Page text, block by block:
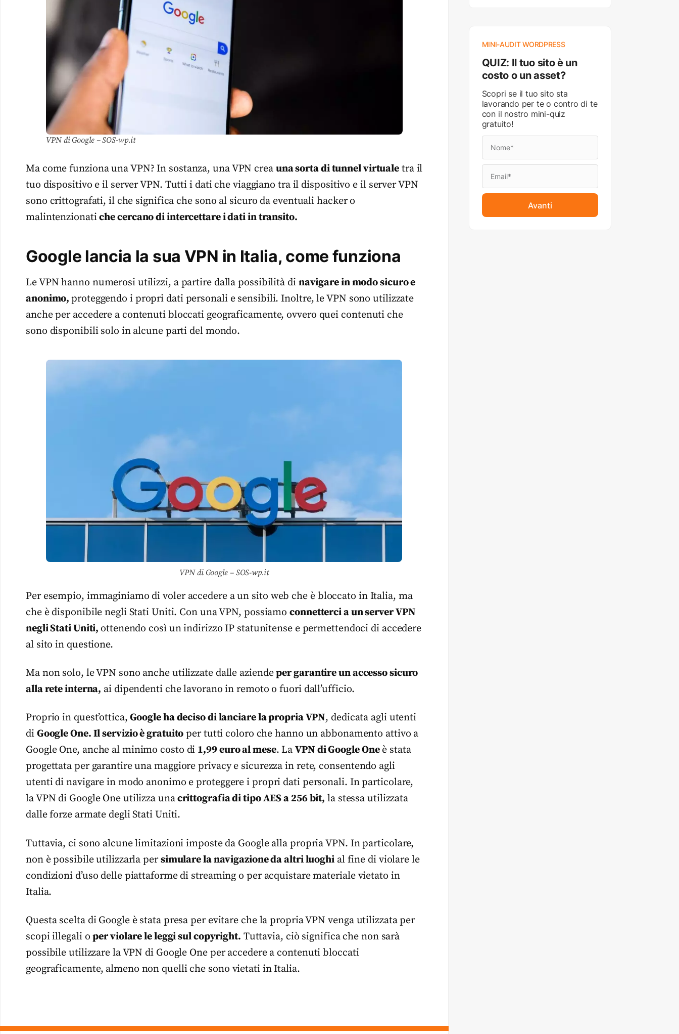
VPN di Google – SOS-wp.it
Ma come funziona una VPN? In sostanza, una VPN crea una sorta di tunnel virtuale tra il
tuo dispositivo e il server VPN. Tutti i dati che viaggiano tra il dispositivo e il server VPN
sono crittografati, il che significa che sono al sicuro da eventuali hacker o
malintenzionatiche cercano di intercettare i dati in transito.
Google lancia la sua VPN in Italia, come funziona
Le VPN hanno numerosi utilizzi, a partire dalla possibilità di navigare in modo sicuro e
anonimo,proteggendo i propri dati personali e sensibili. Inoltre, le VPN sono utilizzate
anche per accedere a contenuti bloccati geograficamente, ovvero quei contenuti che
sono disponibili solo in alcune parti del mondo.
VPN di Google – SOS-wp.it
Per esempio, immaginiamo di voler accedere a un sito web che è bloccato in Italia, ma
che è disponibile negli Stati Uniti. Con una VPN, possiamoconnetterci a un server VPN
negli Stati Uniti, ottenendo così un indirizzo IP statunitense e permettendoci di accedere
al sito in questione.
Ma non solo, le VPN sono anche utilizzate dalle aziendeper garantire un accesso sicuro
alla rete interna, ai dipendenti che lavorano in remoto o fuori dall’ufficio.
Proprio in quest’ottica, Google ha deciso di lanciare la propria VPN, dedicata agli utenti
di Google One. Il servizio è gratuito per tutti coloro che hanno un abbonamento attivo a
Google One, anche al minimo costo di 1,99 euro al mese. LaVPN di Google Oneè stata
progettata per garantire una maggiore privacy e sicurezza in rete, consentendo agli
utenti di navigare in modo anonimo e proteggere i propri dati personali. In particolare,
la VPN di Google One utilizza unacrittografia di tipo AES a 256 bit, la stessa utilizzata
dalle forze armate degli Stati Uniti.
Tuttavia, ci sono alcune limitazioni imposte da Google alla propria VPN. In particolare,
non è possibile utilizzarla persimulare la navigazione da altri luoghial fine di violare le
condizioni d’uso delle piattaforme di streaming o per acquistare materiale vietato in
Italia.
Questa scelta di Google è stata presa per evitare che la propria VPN venga utilizzata per
scopi illegali oper violare le leggi sul copyright. Tuttavia, ciò significa che non sarà
possibile utilizzare la VPN di Google One per accedere a contenuti bloccati
geograficamente, almeno non quelli che sono vietati in Italia.
MINI-AUDIT WORDPRESS
QUIZ: Il tuo sito è un
costo o un asset?
Scopri se il tuo sito sta
lavorando per te o contro di te
con il nostro mini-quiz
gratuito!
Avanti